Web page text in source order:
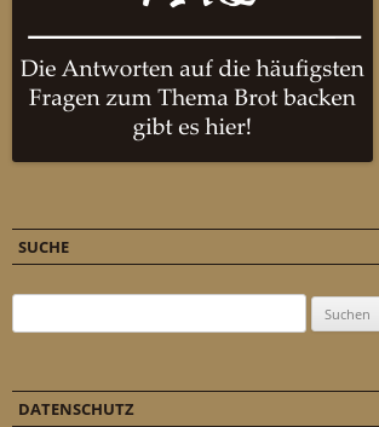
SUCHE
DATENSCHUTZ